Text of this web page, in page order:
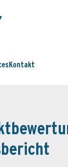
Kontakt